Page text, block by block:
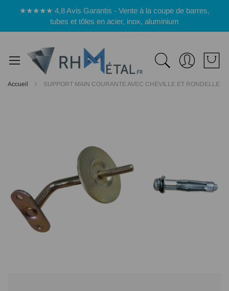
★★★★★ 4,8 Avis Garantis - Vente à la coupe de barres,
tubes et tôles en acier, inox, aluminium
Accueil SUPPORT MAIN COURANTE AVEC CHEVILLE ET RONDELLE